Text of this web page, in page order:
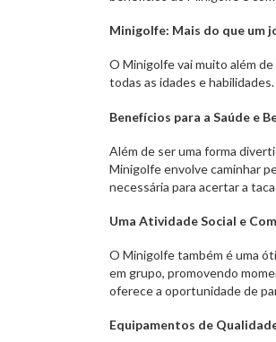
Minigolfe: Mais do que um
O Minigolfe vai muito além
todas as idades e
Benefícios para a Saúde e
Além de ser uma forma
Minigolfe envolve caminhar
necessária para acertar a
Uma Atividade Social e
O Minigolfe também é uma
em grupo, promovendo
oferece a oportunidade de
Equipamentos de